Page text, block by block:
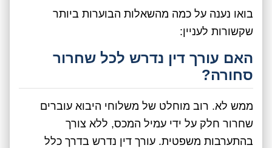
בואו נענה על כמה מהשאלות הבוערות ביותר
שקשורות לעניין:
האם עורך דין נדרש לכל שחרור
סחורה?
ממש לא. רוב מוחלט של משלוחי היבוא עוברים
שחרור חלק על ידי עמיל המכס, ללא צורך
בהתערבות משפטית. עורך דין נדרש בדרך כלל